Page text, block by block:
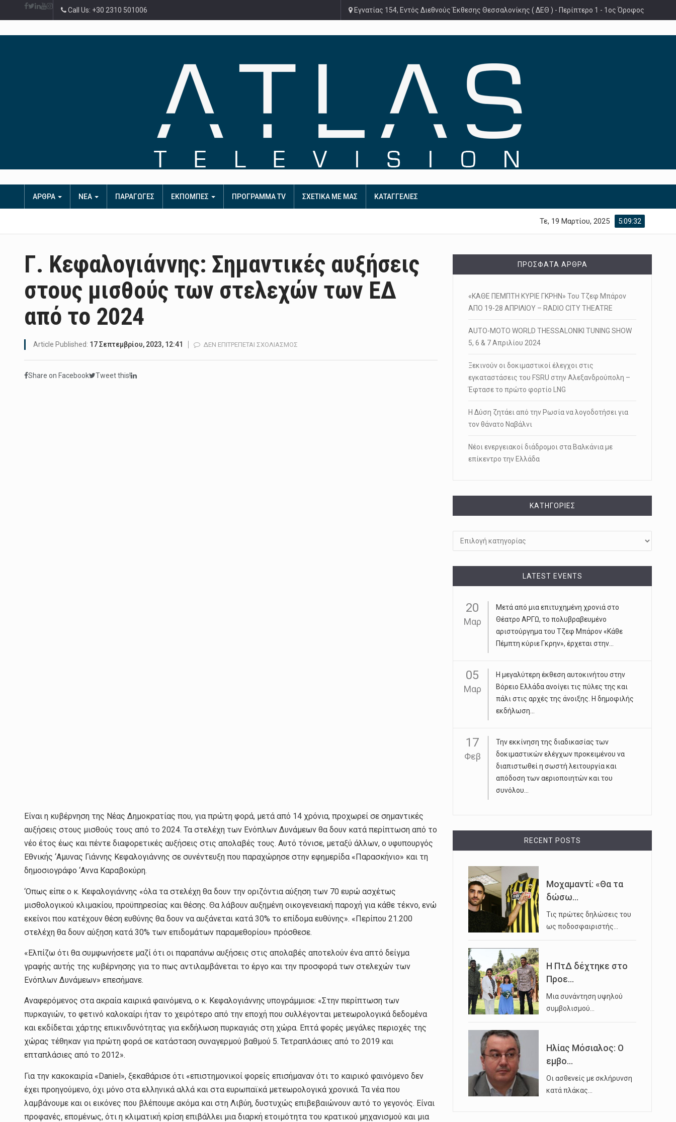
Call Us: +30 2310 501006 Εγνατίας 154, Εντός Διεθνούς Έκθεσης Θεσσαλονίκης ( ΔΕΘ ) - Περίπτερο 1 - 1ος Όροφος
ΑΡΘΡΑ ΝΕΑ ΠΑΡΑΓΩΓΕΣ ΕΚΠΟΜΠΕΣ ΠΡΟΓΡΑΜΜΑ TV ΣΧΕΤΙΚΑ ΜΕ ΜΑΣ ΚΑΤΑΓΓΕΛΙΕΣ
5:09:33
Τε, 19 Μαρτίου, 2025
Γ. Κεφαλογιάννης: Σημαντικές αυξήσεις
στους μισθούς των στελεχών των ΕΔ
από το 2024
Article Published: 17 Σεπτεμβρίου, 2023, 12:41 ΔΕΝ ΕΠΙΤΡΈΠΕΤΑΙ ΣΧΟΛΙΑΣΜΌΣ
Share on Facebook Tweet this!
Είναι η κυβέρνηση της Νέας Δημοκρατίας που, για πρώτη φορά, μετά από 14 χρόνια, προχωρεί σε σημαντικές
αυξήσεις στους μισθούς τους από το 2024. Τα στελέχη των Ενόπλων Δυνάμεων θα δουν κατά περίπτωση από το
νέο έτος έως και πέντε διαφορετικές αυξήσεις στις απολαβές τους. Αυτό τόνισε, μεταξύ άλλων, ο υφυπουργός
Εθνικής ‘Αμυνας Γιάννης Κεφαλογιάννης σε συνέντευξη που παραχώρησε στην εφημερίδα «Παρασκήνιο» και τη
δημοσιογράφο ‘Αννα Καραβοκύρη.
‘Οπως είπε ο κ. Κεφαλογιάννης «όλα τα στελέχη θα δουν την οριζόντια αύξηση των 70 ευρώ ασχέτως
μισθολογικού κλιμακίου, προϋπηρεσίας και θέσης. Θα λάβουν αυξημένη οικογενειακή παροχή για κάθε τέκνο, ενώ
εκείνοι που κατέχουν θέση ευθύνης θα δουν να αυξάνεται κατά 30% το επίδομα ευθύνης». «Περίπου 21.200
στελέχη θα δουν αύξηση κατά 30% των επιδομάτων παραμεθορίου» πρόσθεσε.
«Ελπίζω ότι θα συμφωνήσετε μαζί ότι οι παραπάνω αυξήσεις στις απολαβές αποτελούν ένα απτό δείγμα
γραφής αυτής της κυβέρνησης για το πως αντιλαμβάνεται το έργο και την προσφορά των στελεχών των
Ενόπλων Δυνάμεων» επεσήμανε.
Αναφερόμενος στα ακραία καιρικά φαινόμενα, ο κ. Κεφαλογιάννης υπογράμμισε: «Στην περίπτωση των
πυρκαγιών, το φετινό καλοκαίρι ήταν το χειρότερο από την εποχή που συλλέγονται μετεωρολογικά δεδομένα
και εκδίδεται χάρτης επικινδυνότητας για εκδήλωση πυρκαγιάς στη χώρα. Επτά φορές μεγάλες περιοχές της
χώρας τέθηκαν για πρώτη φορά σε κατάσταση συναγερμού βαθμού 5. Τετραπλάσιες από το 2019 και
επταπλάσιες από το 2012».
Για την κακοκαιρία «Daniel», ξεκαθάρισε ότι «επιστημονικοί φορείς επισήμαναν ότι το καιρικό φαινόμενο δεν
έχει προηγούμενο, όχι μόνο στα ελληνικά αλλά και στα ευρωπαϊκά μετεωρολογικά χρονικά. Τα νέα που
λαμβάνουμε και οι εικόνες που βλέπουμε ακόμα και στη Λιβύη, δυστυχώς επιβεβαιώνουν αυτό το γεγονός. Είναι
προφανές, επομένως, ότι η κλιματική κρίση επιβάλλει μια διαρκή ετοιμότητα του κρατικού μηχανισμού και μια
ΠΡΌΣΦΑΤΑ ΆΡΘΡΑ
«ΚΑΘΕ ΠΕΜΠΤΗ ΚΥΡΙΕ ΓΚΡΗΝ» Του Τζεφ Μπάρον
ΑΠΟ 19-28 ΑΠΡΙΛΙΟΥ – RADIO CITY THEATRE
AUTO-MOTO WORLD THESSALONIKI TUNING SHOW
5, 6 & 7 Απριλίου 2024
Ξεκινούν οι δοκιμαστικοί έλεγχοι στις
εγκαταστάσεις του FSRU στην Αλεξανδρούπολη –
Έφτασε το πρώτο φορτίο LNG
Η Δύση ζητάει από την Ρωσία να λογοδοτήσει για
τον θάνατο Ναβάλνι
Νέοι ενεργειακοί διάδρομοι στα Βαλκάνια με
επίκεντρο την Ελλάδα
KΑΤΗΓΟΡΊΕΣ
LATEST EVENTS
20
Μαρ
Μετά από μια επιτυχημένη χρονιά στο
Θέατρο ΑΡΓΩ, το πολυβραβευμένο
αριστούργημα του Τζεφ Μπάρον «Κάθε
Πέμπτη κύριε Γκρην», έρχεται στην...
05
Μαρ
Η μεγαλύτερη έκθεση αυτοκινήτου στην
Βόρειο Ελλάδα ανοίγει τις πύλες της και
πάλι στις αρχές της άνοιξης. Η δημοφιλής
εκδήλωση...
17
Φεβ
Την εκκίνηση της διαδικασίας των
δοκιμαστικών ελέγχων προκειμένου να
διαπιστωθεί η σωστή λειτουργία και
απόδοση των αεριοποιητών και του
συνόλου...
RECENT POSTS
Μοχαμαντί: «Θα τα
δώσω...
Τις πρώτες δηλώσεις του
ως ποδοσφαιριστής…
Η ΠτΔ δέχτηκε στο
Προε...
Μια συνάντηση υψηλού
συμβολισμού…
Ηλίας Μόσιαλος: Ο
εμβο...
Οι ασθενείς με σκλήρυνση
κατά πλάκας…